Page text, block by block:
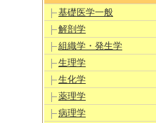
基礎医学一般
解剖学
組織学・発生学
生理学
生化学
薬理学
病理学